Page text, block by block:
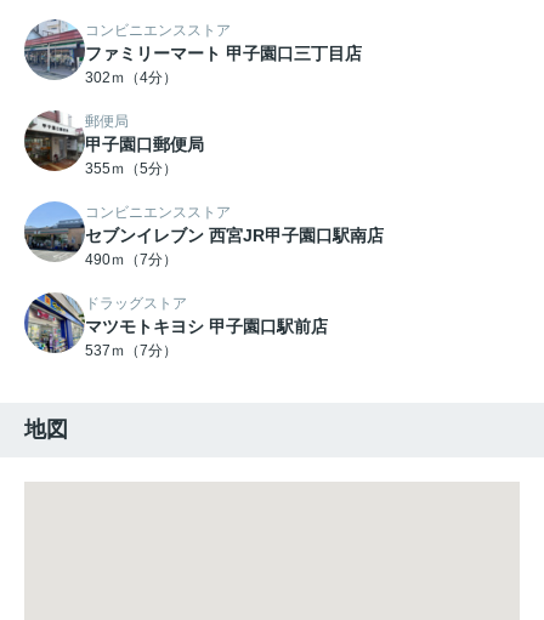
コンビニエンスストア
ファミリーマート 甲子園口三丁目店
302ｍ（4分）
郵便局
甲子園口郵便局
355ｍ（5分）
コンビニエンスストア
セブンイレブン 西宮JR甲子園口駅南店
490ｍ（7分）
ドラッグストア
マツモトキヨシ 甲子園口駅前店
537ｍ（7分）
地図